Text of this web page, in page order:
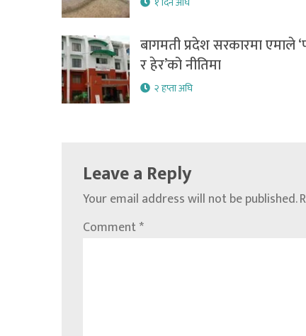
बागमती प्रदेश सरकारमा एमाले
र हेर’को नीतिमा
२ हप्ता अघि
Leave a Reply
Your email address will not be published.
Comment*